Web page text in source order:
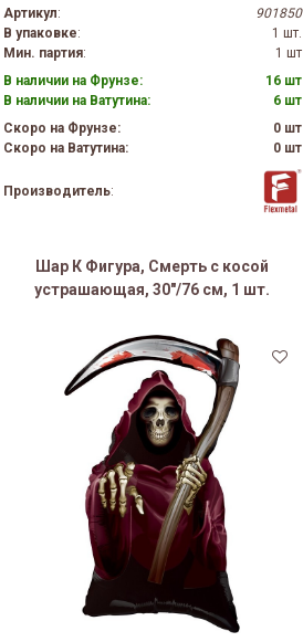
Артикул:
901850
В упаковке:
1 шт.
Мин. партия:
1 шт
В наличии на Фрунзе:
16 шт
В наличии на Ватутина:
6 шт
Скоро на Фрунзе:
0 шт
Скоро на Ватутина:
0 шт
Производитель:
Шар К Фигура, Смерть с косой
устрашающая, 30"/76 см, 1 шт.